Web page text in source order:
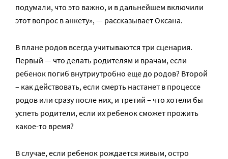
подумали, что это важно, и в дальнейшем включили
этот вопрос в анкету», — рассказывает Оксана.
В плане родов всегда учитываются три сценария.
Первый — что делать родителям и врачам, если
ребенок погиб внутриутробно еще до родов? Второй
– как действовать, если смерть настанет в процессе
родов или сразу после них, и третий – что хотели бы
успеть родители, если их ребенок сможет прожить
какое-то время?
В случае, если ребенок рождается живым, остро